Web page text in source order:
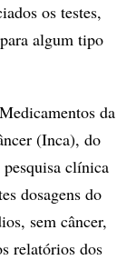
os testes,
algum tipo
da
(Inca), do
clínica
dosagens do
sem câncer,
relatórios dos